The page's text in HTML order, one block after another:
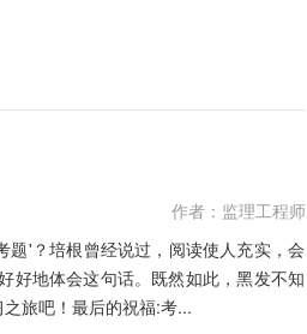
作者：监理工程师
'？培根曾经说过，阅读使人充实，会
好地体会这句话。既然如此，黑发不知
旅吧！最后的祝福:考...